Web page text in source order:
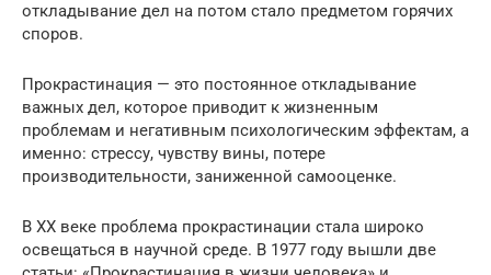
откладывание дел на потом стало предметом горячих
споров.
Прокрастинация — это постоянное откладывание
важных дел, которое приводит к жизненным
проблемам и негативным психологическим эффектам, а
именно: стрессу, чувству вины, потере
производительности, заниженной самооценке.
В XX веке проблема прокрастинации стала широко
освещаться в научной среде. В 1977 году вышли две